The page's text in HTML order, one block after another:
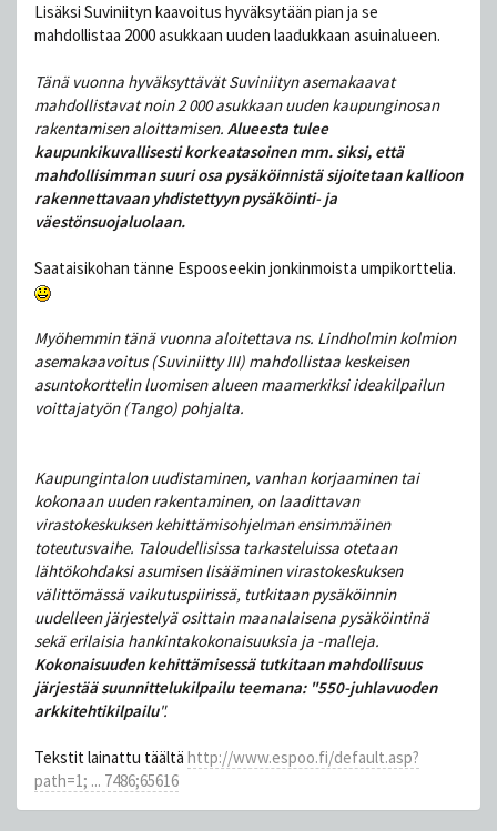
Lisäksi Suviniityn kaavoitus hyväksytään pian ja se
mahdollistaa 2000 asukkaan uuden laadukkaan asuinalueen.
Tänä vuonna hyväksyttävät Suviniityn asemakaavat
mahdollistavat noin 2 000 asukkaan uuden kaupunginosan
rakentamisen aloittamisen. Alueesta tulee
kaupunkikuvallisesti korkeatasoinen mm. siksi, että
mahdollisimman suuri osa pysäköinnistä sijoitetaan kallioon
rakennettavaan yhdistettyyn pysäköinti- ja
väestönsuojaluolaan.
Saataisikohan tänne Espooseekin jonkinmoista umpikorttelia.
Myöhemmin tänä vuonna aloitettava ns. Lindholmin kolmion
asemakaavoitus (Suviniitty III) mahdollistaa keskeisen
asuntokorttelin luomisen alueen maamerkiksi ideakilpailun
voittajatyön (Tango) pohjalta.
Kaupungintalon uudistaminen, vanhan korjaaminen tai
kokonaan uuden rakentaminen, on laadittavan
virastokeskuksen kehittämisohjelman ensimmäinen
toteutusvaihe. Taloudellisissa tarkasteluissa otetaan
lähtökohdaksi asumisen lisääminen virastokeskuksen
välittömässä vaikutuspiirissä, tutkitaan pysäköinnin
uudelleen järjestelyä osittain maanalaisena pysäköintinä
sekä erilaisia hankintakokonaisuuksia ja -malleja.
Kokonaisuuden kehittämisessä tutkitaan mahdollisuus
järjestää suunnittelukilpailu teemana: "550-juhlavuoden
arkkitehtikilpailu".
Tekstit lainattu täältä http://www.espoo.fi/default.asp?
path=1; ... 7486;65616